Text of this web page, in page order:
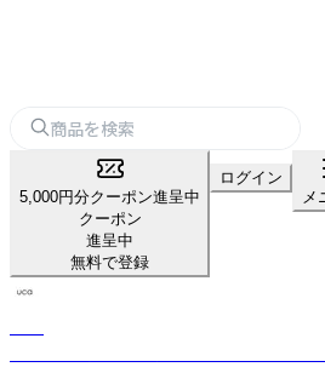
5,000円分クーポン進呈中
クーポン
進呈中
無料で登録
ログイン
メ